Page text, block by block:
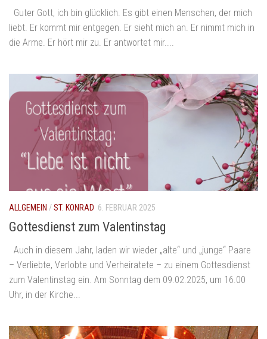
Guter Gott, ich bin glücklich. Es gibt einen Menschen, der mich
liebt. Er kommt mir entgegen. Er sieht mich an. Er nimmt mich in
die Arme. Er hört mir zu. Er antwortet mir....
ALLGEMEIN /ST. KONRAD 6. FEBRUAR 2025
Gottesdienst zum Valentinstag
Auch in diesem Jahr, laden wir wieder „alte“ und „junge“ Paare
– Verliebte, Verlobte und Verheiratete – zu einem Gottesdienst
zum Valentinstag ein. Am Sonntag dem 09.02.2025, um 16.00
Uhr, in der Kirche...